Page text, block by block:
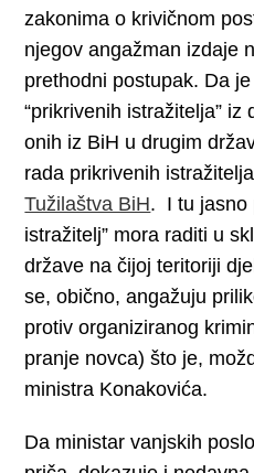
zakonima o krivičnom
njegov angažman izdaje
prethodni postupak. Da
“prikrivenih istražitelja” iz
onih iz BiH u drugim
rada prikrivenih
Tužilaštva BiH. I tu jasno
istražitelj” mora raditi u
države na čijoj teritoriji
se, obično, angažuju
protiv organiziranog
pranje novca) što je,
ministra Konakovića.
Da ministar vanjskih